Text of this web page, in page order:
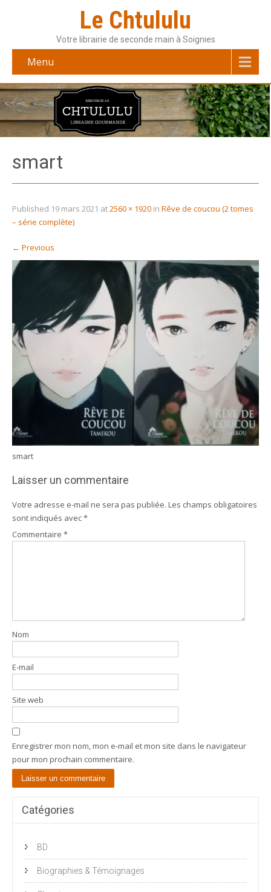
Le Chtululu
Votre librairie de seconde main à Soignies
Menu
smart
Published 19 mars 2021 at2560 × 1920 in Rêve de coucou (2 tomes
– série complète)
← Previous
smart
Laisser un commentaire
Votre adresse e-mail ne sera pas publiée. Les champs obligatoires
sont indiqués avec*
Commentaire *
Nom
E-mail
Site web
Enregistrer mon nom, mon e-mail et mon site dans le navigateur
pour mon prochain commentaire.
Catégories
BD
Biographies & Témoignages